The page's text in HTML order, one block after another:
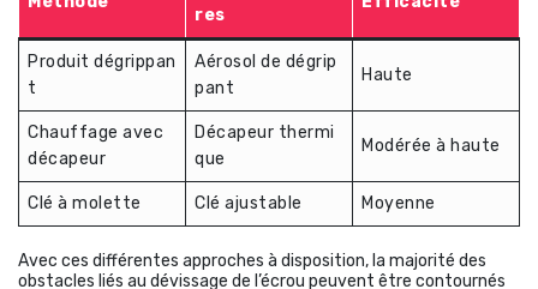
res
Produit dégrippan
t
Aérosol de dégrip
pant
Haute
Chauffage avec
décapeur
Décapeur thermi
que
Modérée à haute
Clé à molette Clé ajustable Moyenne
Avec ces différentes approches à disposition, la majorité des
obstacles liés au dévissage de l’écrou peuvent être contournés